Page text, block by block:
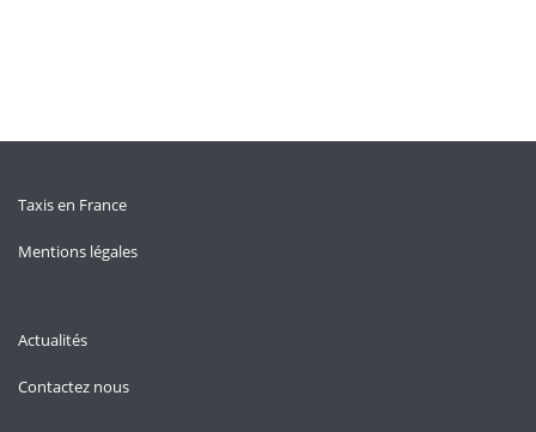
Taxis en France
Mentions légales
Actualités
Contactez nous